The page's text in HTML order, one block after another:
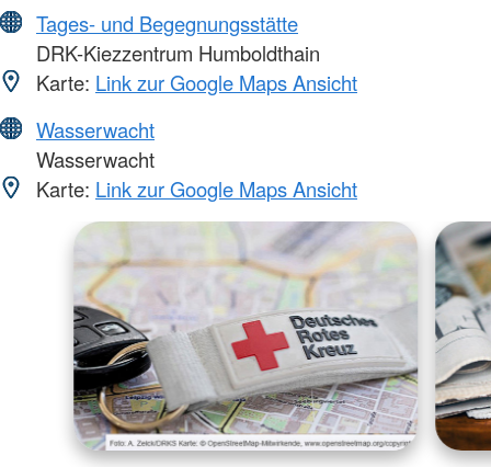
Tages- und Begegnungsstätte
DRK-Kiezzentrum Humboldthain
Karte: Link zur Google Maps Ansicht
Wasserwacht
Wasserwacht
Karte: Link zur Google Maps Ansicht